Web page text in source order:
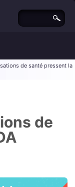
de santé pressent la
de